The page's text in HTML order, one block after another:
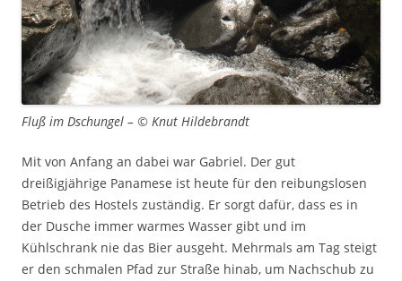
Fluß im Dschungel – © Knut Hildebrandt
Mit von Anfang an dabei war Gabriel. Der gut
dreißigjährige Panamese ist heute für den reibungslosen
Betrieb des Hostels zuständig. Er sorgt dafür, dass es in
der Dusche immer warmes Wasser gibt und im
Kühlschrank nie das Bier ausgeht. Mehrmals am Tag steigt
er den schmalen Pfad zur Straße hinab, um Nachschub zu